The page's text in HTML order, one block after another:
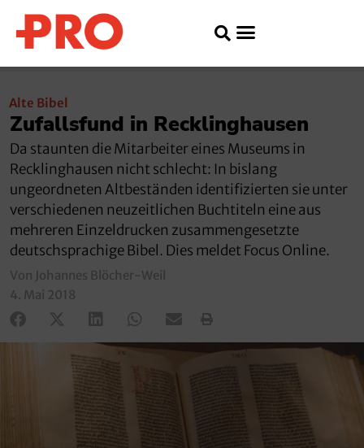
Alte Bibel
Zufallsfund in Recklinghausen
Da staunten die Mitarbeiter eines Museums in
Recklinghausen nicht schlecht: In bislang
ungeordneten Altbeständen identifizierten sie unter
verschiedenen neuzeitlichen Buchtiteln eine aus
mehreren Einzeldrucken zusammengesetzte
deutschsprachige Bibel. Dies meldet Focus Online.
Von Johannes Blöcher-Weil
4. Mai 2018